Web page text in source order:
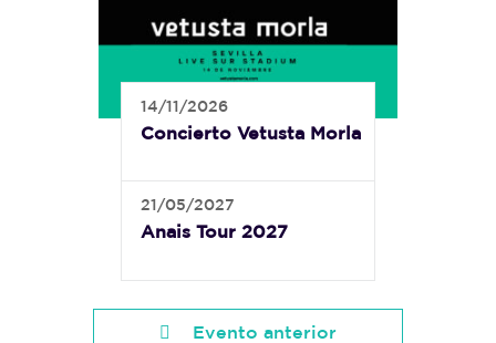
14/11/2026
Concierto Vetusta Morla
21/05/2027
Anais Tour 2027
Evento anterior